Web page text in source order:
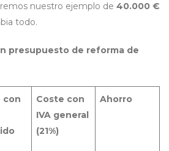
nuestro ejemplo de 40.000 €
todo.
presupuesto de reforma de
con
Coste con
IVA general
(21%)
Ahorro